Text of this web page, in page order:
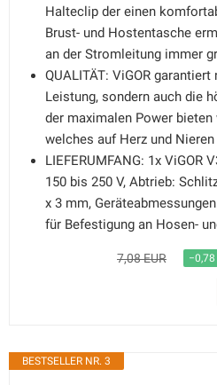
Halteclip der einen
Brust- und Hostentasche
an der Stromleitung immer
QUALITÄT: ViGOR
Leistung, sondern auch die
der maximalen Power bieten
welches auf Herz und
LIEFERUMFANG: 1x ViGOR
150 bis 250 V, Abtrieb:
x 3 mm,
für Befestigung an Hosen-
7,08 EUR −0,78
BESTSELLER NR. 3